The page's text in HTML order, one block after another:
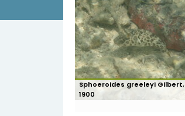
Sphoeroides greeleyi Gilbert,
1900